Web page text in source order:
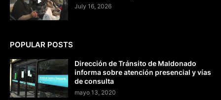
July 16, 2026
POPULAR POSTS
Dirección de Tránsito de Maldonado
informa sobre atención presencial y vías
de consulta
mayo 13, 2020